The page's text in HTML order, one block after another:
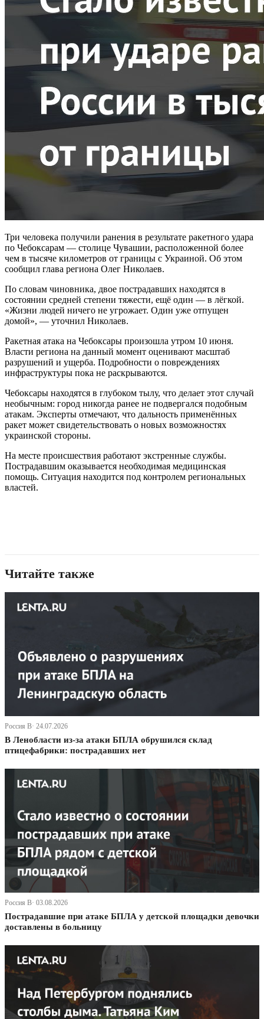
Три человека получили ранения в результате ракетного удара
по Чебоксарам — столице Чувашии, расположенной более
чем в тысяче километров от границы с Украиной. Об этом
сообщил глава региона Олег Николаев.
По словам чиновника, двое пострадавших находятся в
состоянии средней степени тяжести, ещё один — в лёгкой.
«Жизни людей ничего не угрожает. Один уже отпущен
домой», — уточнил Николаев.
Ракетная атака на Чебоксары произошла утром 10 июня.
Власти региона на данный момент оценивают масштаб
разрушений и ущерба. Подробности о повреждениях
инфраструктуры пока не раскрываются.
Чебоксары находятся в глубоком тылу, что делает этот случай
необычным: город никогда ранее не подвергался подобным
атакам. Эксперты отмечают, что дальность применённых
ракет может свидетельствовать о новых возможностях
украинской стороны.
На месте происшествия работают экстренные службы.
Пострадавшим оказывается необходимая медицинская
помощь. Ситуация находится под контролем региональных
властей.
Читайте также
Россия В· 24.07.2026
В Ленобласти из-за атаки БПЛА обрушился склад
птицефабрики: пострадавших нет
Россия В· 03.08.2026
Пострадавшие при атаке БПЛА у детской площадки девочки
доставлены в больницу